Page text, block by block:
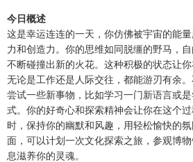
今日概述
这是幸运连连的一天，你仿佛被宇宙的能
力和创造力。你的思维如同脱缰的野马，
不断碰撞出新的火花。这种积极的状态让你
无论是工作还是人际交往，都能游刃有余
尝试一些新事物，比如学习一门新语言或
式。你的好奇心和探索精神会让你在这个
时，保持你的幽默和风趣，用轻松愉快的
面，可以计划一次文化探索之旅，参观博
息滋养你的灵魂。